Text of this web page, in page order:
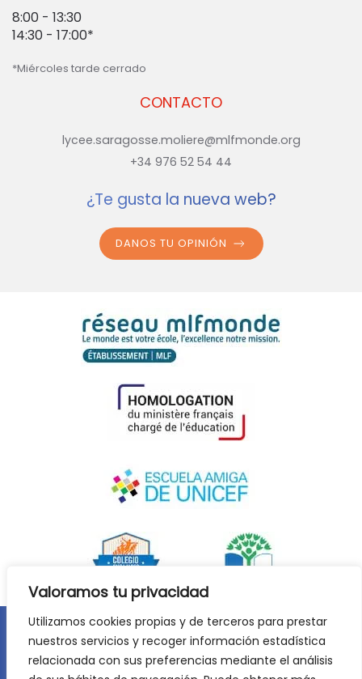
Valoramos tu privacidad
Utilizamos cookies propias y de terceros para prestar
nuestros servicios y recoger información estadística
relacionada con sus preferencias mediante el análisis
CONTACTO
lycee.saragosse.moliere@mlfmonde.org
+34 976 52 54 44
8:00 - 13:30
14:30 - 17:00*
*Miércoles tarde cerrado
¿Te gusta la nueva web?
DANOS TU OPINIÓN
Aviso legal
Política de privacidad
Política de cookies